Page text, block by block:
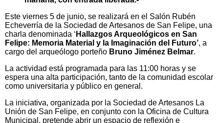
Este viernes 5 de junio, se realizará en el Salón Rubén
Echeverría de la Sociedad de Artesanos de San Felipe, una
charla denominada ‘ Hallazgos Arqueológicos en San
Felipe: Memoria Material y la Imaginación del Futuro’, a
cargo del arqueólogo porteño Bruno Jiménez Belmar.
La actividad está programada para las 11:00 horas y se
espera una alta participación, tanto de la comunidad escolar
como universitaria y público en general.
La iniciativa, organizada por la Sociedad de Artesanos La
Unión de San Felipe, en conjunto con la Oficina de Cultura
Municipal, pretende abrir un espacio de reflexión e